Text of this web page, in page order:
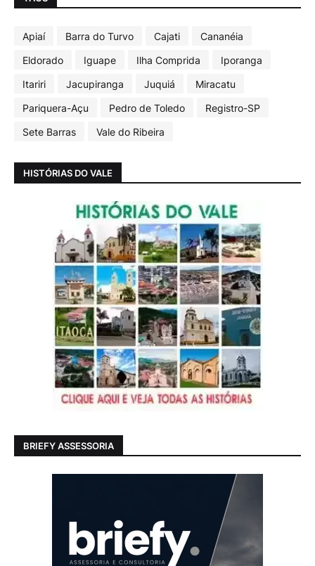
Apiaí Barra do Turvo Cajati
Cananéia
Eldorado
Iguape Ilha Comprida
Iporanga
Itariri
Jacupiranga Juquiá
Miracatu
Pariquera-Açu
Pedro de Toledo
Registro-SP
Sete Barras
Vale do Ribeira
HISTÓRIAS DO VALE
BRIEFY ASSESSORIA